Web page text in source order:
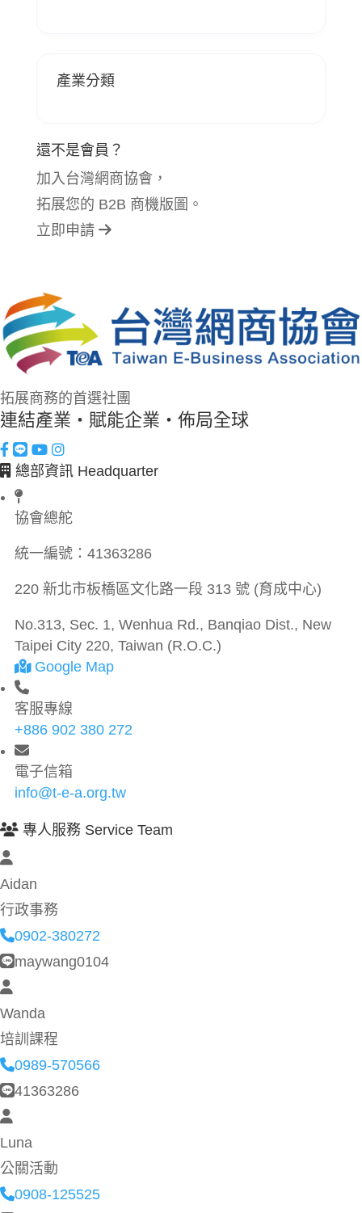
產業分類
還不是會員？
加入台灣網商協會，
拓展您的 B2B 商機版圖。
立即申請
拓展商務的首選社團
連結產業・賦能企業・佈局全球
總部資訊 Headquarter
協會總舵
統一編號： 41363286
220 新北市板橋區文化路一段 313 號 (育成中心)
No.313, Sec. 1, Wenhua Rd., Banqiao Dist., New
Taipei City 220, Taiwan (R.O.C.)
Google Map
客服專線
+886 902 380 272
電子信箱
info@t-e-a.org.tw
專人服務 Service Team
Aidan
行政事務
0902-380272
maywang0104
Wanda
培訓課程
0989-570566
41363286
Luna
公關活動
0908-125525